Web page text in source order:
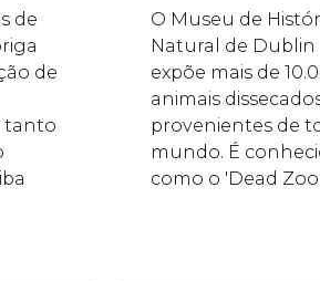
de
de
tanto
O Museu de
Natural de Dublin
expõe mais de
animais
provenientes de
mundo. É
como o 'Dead